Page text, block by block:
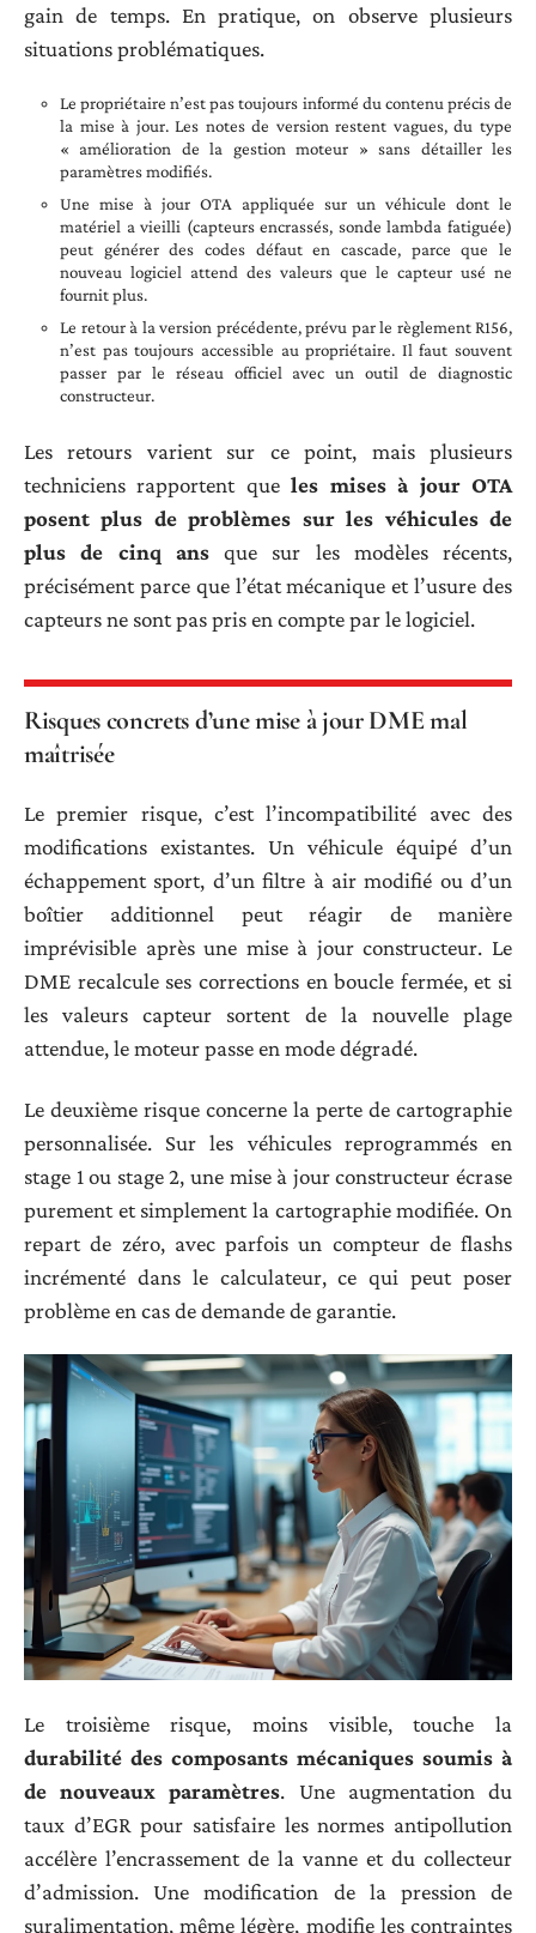
gain de temps. En pratique, on observe plusieurs
situations problématiques.
Le propriétaire n’est pas toujours informé du contenu précis de
la mise à jour. Les notes de version restent vagues, du type
« amélioration de la gestion moteur » sans détailler les
paramètres modifiés.
Une mise à jour OTA appliquée sur un véhicule dont le
matériel a vieilli (capteurs encrassés, sonde lambda fatiguée)
peut générer des codes défaut en cascade, parce que le
nouveau logiciel attend des valeurs que le capteur usé ne
fournit plus.
Le retour à la version précédente, prévu par le règlement R156,
n’est pas toujours accessible au propriétaire. Il faut souvent
passer par le réseau officiel avec un outil de diagnostic
constructeur.
Les retours varient sur ce point, mais plusieurs
techniciens rapportent queles mises à jour OTA
posent plus de problèmes sur les véhicules de
plus de cinq ansque sur les modèles récents,
précisément parce que l’état mécanique et l’usure des
capteurs ne sont pas pris en compte par le logiciel.
Risques concrets d’une mise à jour DME mal
maîtrisée
Le premier risque, c’est l’incompatibilité avec des
modifications existantes. Un véhicule équipé d’un
échappement sport, d’un filtre à air modifié ou d’un
boîtier additionnel peut réagir de manière
imprévisible après une mise à jour constructeur. Le
DME recalcule ses corrections en boucle fermée, et si
les valeurs capteur sortent de la nouvelle plage
attendue, le moteur passe en mode dégradé.
Le deuxième risque concerne la perte de cartographie
personnalisée. Sur les véhicules reprogrammés en
stage 1 ou stage 2, une mise à jour constructeur écrase
purement et simplement la cartographie modifiée. On
repart de zéro, avec parfois un compteur de flashs
incrémenté dans le calculateur, ce qui peut poser
problème en cas de demande de garantie.
Le troisième risque, moins visible, touche la
durabilité des composants mécaniques soumis à
de nouveaux paramètres. Une augmentation du
taux d’EGR pour satisfaire les normes antipollution
accélère l’encrassement de la vanne et du collecteur
d’admission. Une modification de la pression de
suralimentation, même légère, modifie les contraintes